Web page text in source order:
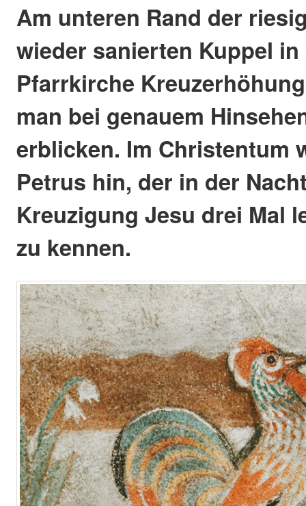
Am unteren Rand der
wieder sanierten Kuppel
Pfarrkirche
man bei genauem
erblicken. Im Christentum
Petrus hin, der in der
Kreuzigung Jesu drei Mal
zu kennen.